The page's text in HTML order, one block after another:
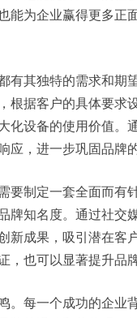
能为企业赢得更多正
有其独特的需求和期
根据客户的具体要求
化设备的使用价值。
，进一步巩固品牌
要制定一套全面而有
牌知名度。通过社交
新成果，吸引潜在客
也可以显著提升品
。每一个成功的企业